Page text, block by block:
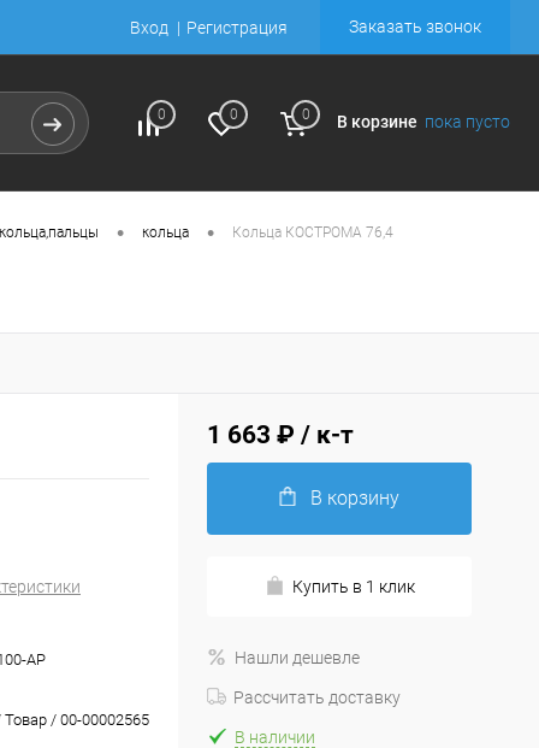
Вход Регистрация Заказать звонок
0 0 0 В корзине пока пусто
• кольца • Кольца КОСТРОМА 76,4
АР
Товар / 00-00002565
1 663 ₽ / к-т
В корзину
Купить в 1 клик
Нашли дешевле
Рассчитать доставку
В наличии